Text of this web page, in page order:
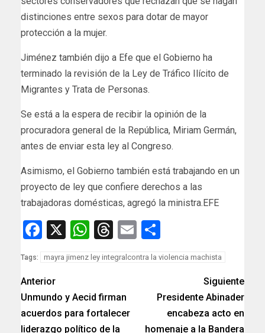
distinciones entre sexos para dotar de mayor
protección a la mujer.
Jiménez también dijo a Efe que el Gobierno ha
terminado la revisión de la Ley de Tráfico Ilícito de
Migrantes y Trata de Personas.
Se está a la espera de recibir la opinión de la
procuradora general de la República, Miriam Germán,
antes de enviar esta ley al Congreso.
Asimismo, el Gobierno también está trabajando en un
proyecto de ley que confiere derechos a las
trabajadoras domésticas, agregó la ministra.EFE
Facebook
X WhatsApp
Threads
Email
Tags: mayra jimenz ley integralcontra la violencia machista
Anterior
Unmundo y Aecid firman
acuerdos para fortalecer
liderazgo político de la
Siguiente
Presidente Abinader
encabeza acto en
homenaje a la Bandera